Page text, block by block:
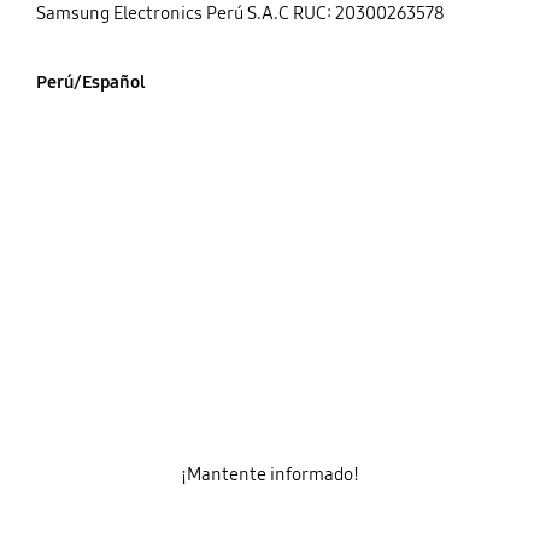
Samsung Electronics Perú S.A.C RUC: 20300263578
Perú/Español
¡Mantente informado!